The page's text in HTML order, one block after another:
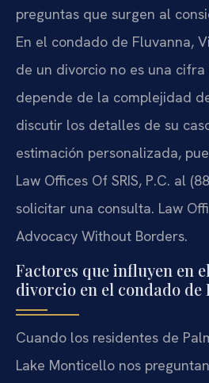
preguntas que surgen al
En el condado de Fluvanna,
de un divorcio no es una cifra
depende de la complejidad
discutir los detalles de su
estimación personalizada,
Law Offices Of SRIS, P.C. al
solicitar una consulta. Law
Advocacy Without Borders.
Factores que influyen en
divorcio en el condado de
Cuando los residentes de
Lake Monticello nos